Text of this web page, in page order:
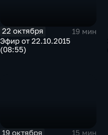
22 октября
19 мин
Эфир от 22.10.2015
(08:55)
19 октября
15 мин